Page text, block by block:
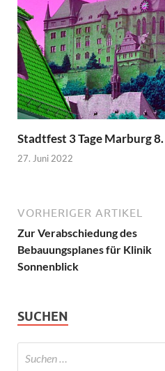
Stadtfest 3 Tage Marburg
27. Juni 2022
VORHERIGER ARTIKEL
Zur Verabschiedung des
Bebauungsplanes für Klinik
Sonnenblick
SUCHEN